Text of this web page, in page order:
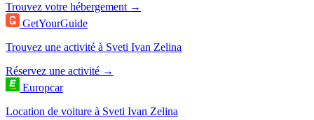
Trouvez votre hébergement →
GetYourGuide
Trouvez une activité à Sveti Ivan Zelina
Réservez une activité →
Europcar
Location de voiture à Sveti Ivan Zelina